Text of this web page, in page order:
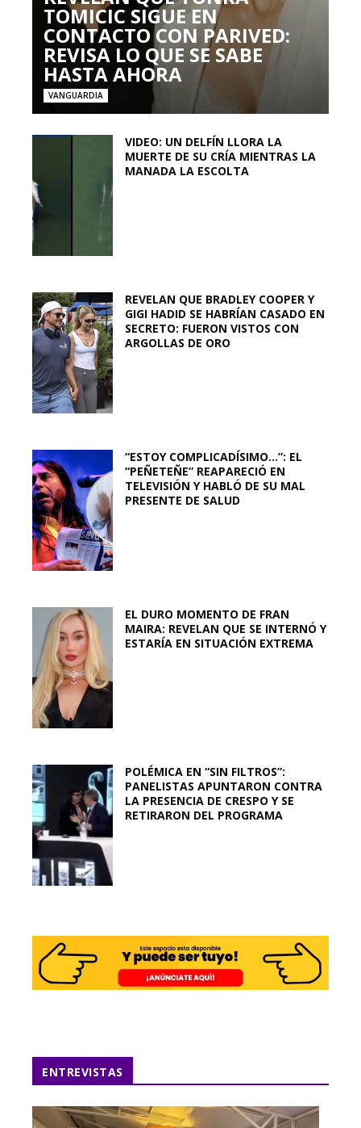
TOMICIC SIGUE EN
CONTACTO CON PARIVED:
REVISA LO QUE SE SABE
HASTA AHORA
VANGUARDIA
VIDEO: UN DELFÍN LLORA LA
MUERTE DE SU CRÍA MIENTRAS LA
MANADA LA ESCOLTA
REVELAN QUE BRADLEY COOPER Y
GIGI HADID SE HABRÍAN CASADO EN
SECRETO: FUERON VISTOS CON
ARGOLLAS DE ORO
“ESTOY COMPLICADÍSIMO…”: EL
“PEÑETEÑE” REAPARECIÓ EN
TELEVISIÓN Y HABLÓ DE SU MAL
PRESENTE DE SALUD
EL DURO MOMENTO DE FRAN
MAIRA: REVELAN QUE SE INTERNÓ Y
ESTARÍA EN SITUACIÓN EXTREMA
POLÉMICA EN “SIN FILTROS”:
PANELISTAS APUNTARON CONTRA
LA PRESENCIA DE CRESPO Y SE
RETIRARON DEL PROGRAMA
ENTREVISTAS